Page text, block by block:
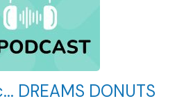
DREAMS DONUTS